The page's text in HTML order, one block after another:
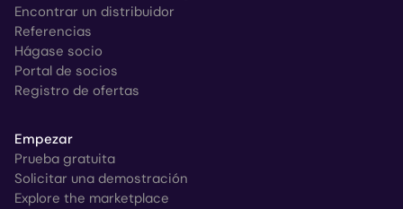
Encontrar un distribuidor
Referencias
Hágase socio
Portal de socios
Registro de ofertas
Empezar
Prueba gratuita
Solicitar una demostración
Explore the marketplace